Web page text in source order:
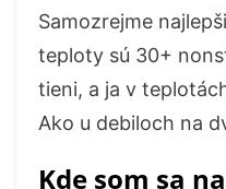
Samozrejme
teploty sú 30+
tieni, a ja v
Ako u debiloch na
Kde som sa